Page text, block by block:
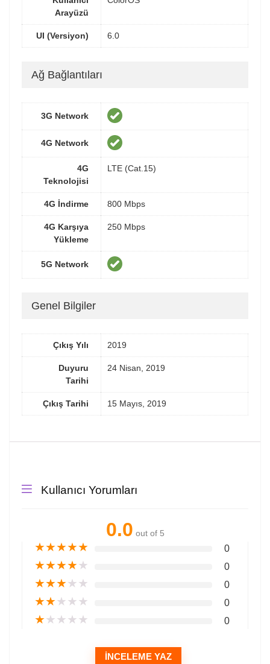
Arayüzü
UI (Versiyon) 6.0
Ağ Bağlantıları
3G Network
4G Network
4G
Teknolojisi
LTE (Cat.15)
4G İndirme 800 Mbps
4G Karşıya
Yükleme
250 Mbps
5G Network
Genel Bilgiler
Çıkış Yılı 2019
Duyuru
Tarihi
24 Nisan, 2019
Çıkış Tarihi 15 Mayıs, 2019
Kullanıcı Yorumları
0.0 out of 5
★★★★★ 0
★★★★★ 0
★★★★★ 0
★★★★★ 0
★★★★★ 0
İNCELEME YAZ